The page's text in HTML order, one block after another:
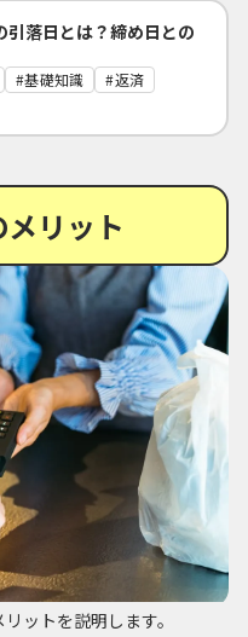
引落日とは？締め日との
基礎知識
返済
リット
ットを説明します。